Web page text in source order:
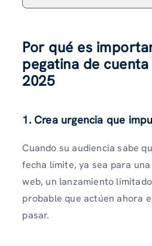
Por qué es
pegatina de
2025
1. Crea urgencia que
Cuando su audiencia sabe
fecha límite, ya sea para
web, un lanzamiento
probable que actúen ahora
pasar.